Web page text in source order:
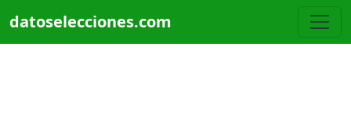
datoselecciones.com